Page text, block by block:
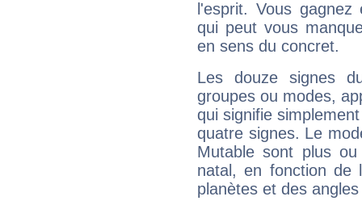
l'esprit. Vous
qui peut vous
en sens du concret.
Les douze signes
groupes ou modes,
qui signifie
quatre signes. Le
Mutable sont plus
natal, en fonction de
planètes et des